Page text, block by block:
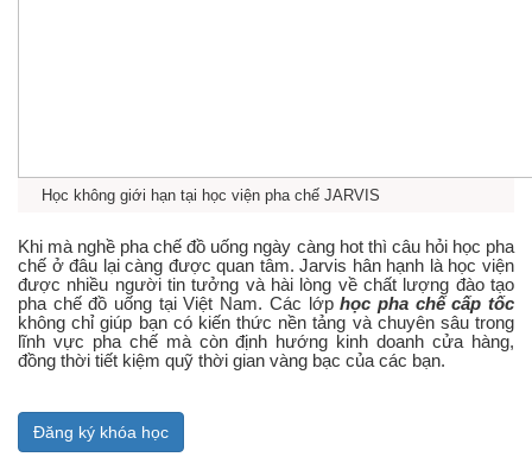
Học không giới hạn tại học viện pha chế JARVIS
Khi mà nghề pha chế đồ uống ngày càng hot thì câu hỏi học pha
chế ở đâu lại càng được quan tâm. Jarvis hân hạnh là học viện
được nhiều người tin tưởng và hài lòng về chất lượng đào tạo
pha chế đồ uống tại Việt Nam. Các lớphọc pha chế cấp tốc
không chỉ giúp bạn có kiến thức nền tảng và chuyên sâu trong
lĩnh vực pha chế mà còn định hướng kinh doanh cửa hàng,
đồng thời tiết kiệm quỹ thời gian vàng bạc của các bạn.
Đăng ký khóa học